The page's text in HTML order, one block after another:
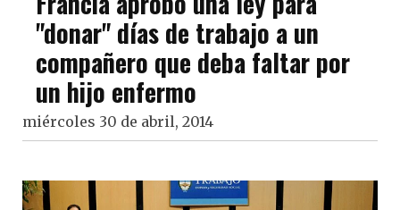
"donar" días de trabajo a un
compañero que deba faltar por
un hijo enfermo
miércoles 30 de abril, 2014